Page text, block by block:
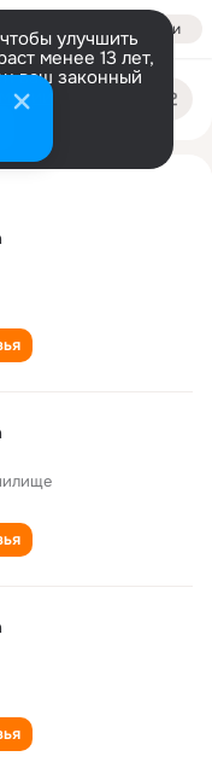
Войти
улучшить
менее 13 лет,
ваш законный